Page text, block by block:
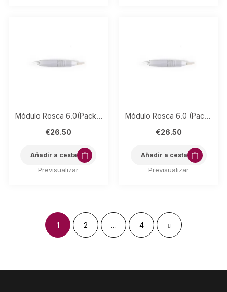
Añadir a cesta
Previsualizar
Módulo Rosca 6.0(Pack 5) 5 púas LINEA
€26.50
Añadir a cesta
Previsualizar
Módulo Rosca 6.0 (Pack 5) 5 púas
€26.50
1 2 … 4